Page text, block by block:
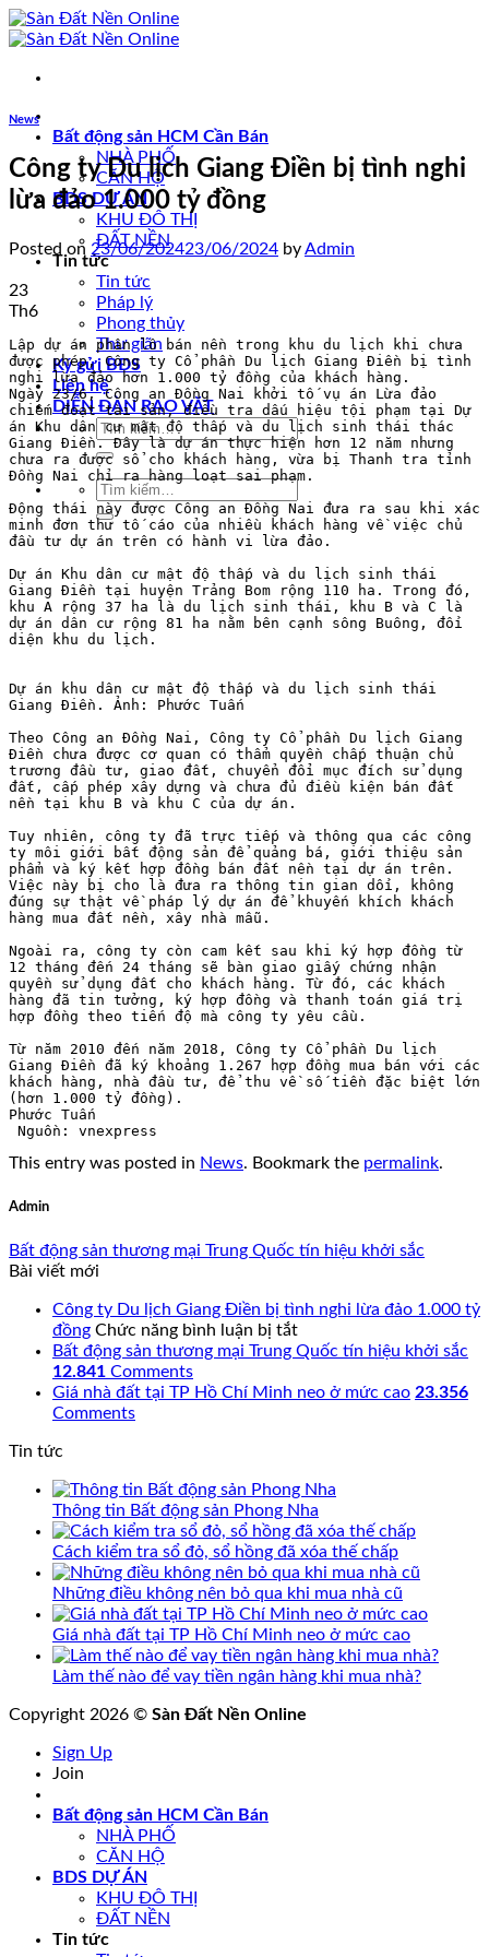
Skip
to
Bất động sản HCM Cần Bán
NHÀ PHỐ
CĂN HỘ
BDS DỰ ÁN
KHU ĐÔ THỊ
ĐẤT NỀN
Tin tức
Tin tức
Pháp lý
Phong thủy
Thư giãn
Ký gửi BĐS
Liên hệ
DIỄN ĐÀN RAO VẶT
Tìm
kiếm:
Tìm
kiếm:
News
Công ty Du lịch Giang Điền bị tình nghi
lừa đảo 1.000 tỷ đồng
Posted on 23/06/202423/06/2024 byAdmin
23
Th6
Lập dự án phân lô bán nền trong khu du lịch khi chưa
được phép, Công ty Cổ phần Du lịch Giang Điền bị tình
nghi lừa đảo hơn 1.000 tỷ đồng của khách hàng.
Ngày 23/6, Công an Đồng Nai khởi tố vụ án Lừa đảo
chiếm đoạt tài sản, điều tra dấu hiệu tội phạm tại Dự
án Khu dân cư mật độ thấp và du lịch sinh thái thác
Giang Điền. Đây là dự án thực hiện hơn 12 năm nhưng
chưa ra được sổ cho khách hàng, vừa bị Thanh tra tỉnh
Đồng Nai chỉ ra hàng loạt sai phạm.
Động thái này được Công an Đồng Nai đưa ra sau khi xác
minh đơn thư tố cáo của nhiều khách hàng về việc chủ
đầu tư dự án trên có hành vi lừa đảo.
Dự án Khu dân cư mật độ thấp và du lịch sinh thái
Giang Điền tại huyện Trảng Bom rộng 110 ha. Trong đó,
khu A rộng 37 ha là du lịch sinh thái, khu B và C là
dự án dân cư rộng 81 ha nằm bên cạnh sông Buông, đối
diện khu du lịch.
Dự án khu dân cư mật độ thấp và du lịch sinh thái
Giang Điền. Ảnh: Phước Tuấn
Theo Công an Đồng Nai, Công ty Cổ phần Du lịch Giang
Điền chưa được cơ quan có thẩm quyền chấp thuận chủ
trương đầu tư, giao đất, chuyển đổi mục đích sử dụng
đất, cấp phép xây dựng và chưa đủ điều kiện bán đất
nền tại khu B và khu C của dự án.
Tuy nhiên, công ty đã trực tiếp và thông qua các công
ty môi giới bất động sản để quảng bá, giới thiệu sản
phẩm và ký kết hợp đồng bán đất nền tại dự án trên.
Việc này bị cho là đưa ra thông tin gian dối, không
đúng sự thật về pháp lý dự án để khuyến khích khách
hàng mua đất nền, xây nhà mẫu.
Ngoài ra, công ty còn cam kết sau khi ký hợp đồng từ
12 tháng đến 24 tháng sẽ bàn giao giấy chứng nhận
quyền sử dụng đất cho khách hàng. Từ đó, các khách
hàng đã tin tưởng, ký hợp đồng và thanh toán giá trị
hợp đồng theo tiến độ mà công ty yêu cầu.
Từ năm 2010 đến năm 2018, Công ty Cổ phần Du lịch
Giang Điền đã ký khoảng 1.267 hợp đồng mua bán với các
khách hàng, nhà đầu tư, để thu về số tiền đặc biệt lớn
(hơn 1.000 tỷ đồng).
Phước Tuấn
Nguồn: vnexpress
This entry was posted in News. Bookmark the permalink.
Admin
Bất động sản thương mại Trung Quốc tín hiệu khởi sắc
Bài viết mới
Công ty Du lịch Giang Điền bị tình nghi lừa đảo 1.000 tỷ
đồng Chức năng bình luận bị tắtở
Công
Du
tình
nghi
lừa
đảo
1.000
tỷ
đồng
Bất động sản thương mại Trung Quốc tín hiệu khởi sắc
12.841 Comments
Giá nhà đất tại TP Hồ Chí Minh neo ở mức cao 23.356
Comments
Tin tức
Thông tin Bất động sản Phong Nha
Cách kiểm tra sổ đỏ, sổ hồng đã xóa thế chấp
Những điều không nên bỏ qua khi mua nhà cũ
Giá nhà đất tại TP Hồ Chí Minh neo ở mức cao
Làm thế nào để vay tiền ngân hàng khi mua nhà?
Copyright 2026 © Sàn Đất Nền Online
Sign Up
Join
Bất động sản HCM Cần Bán
NHÀ PHỐ
CĂN HỘ
BDS DỰ ÁN
KHU ĐÔ THỊ
ĐẤT NỀN
Tin tức